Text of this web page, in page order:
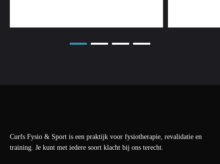
Curfs Fysio & Sport is een praktijk voor fysiotherapie, revalidatie en
training. Je kunt met iedere soort klacht bij ons terecht.